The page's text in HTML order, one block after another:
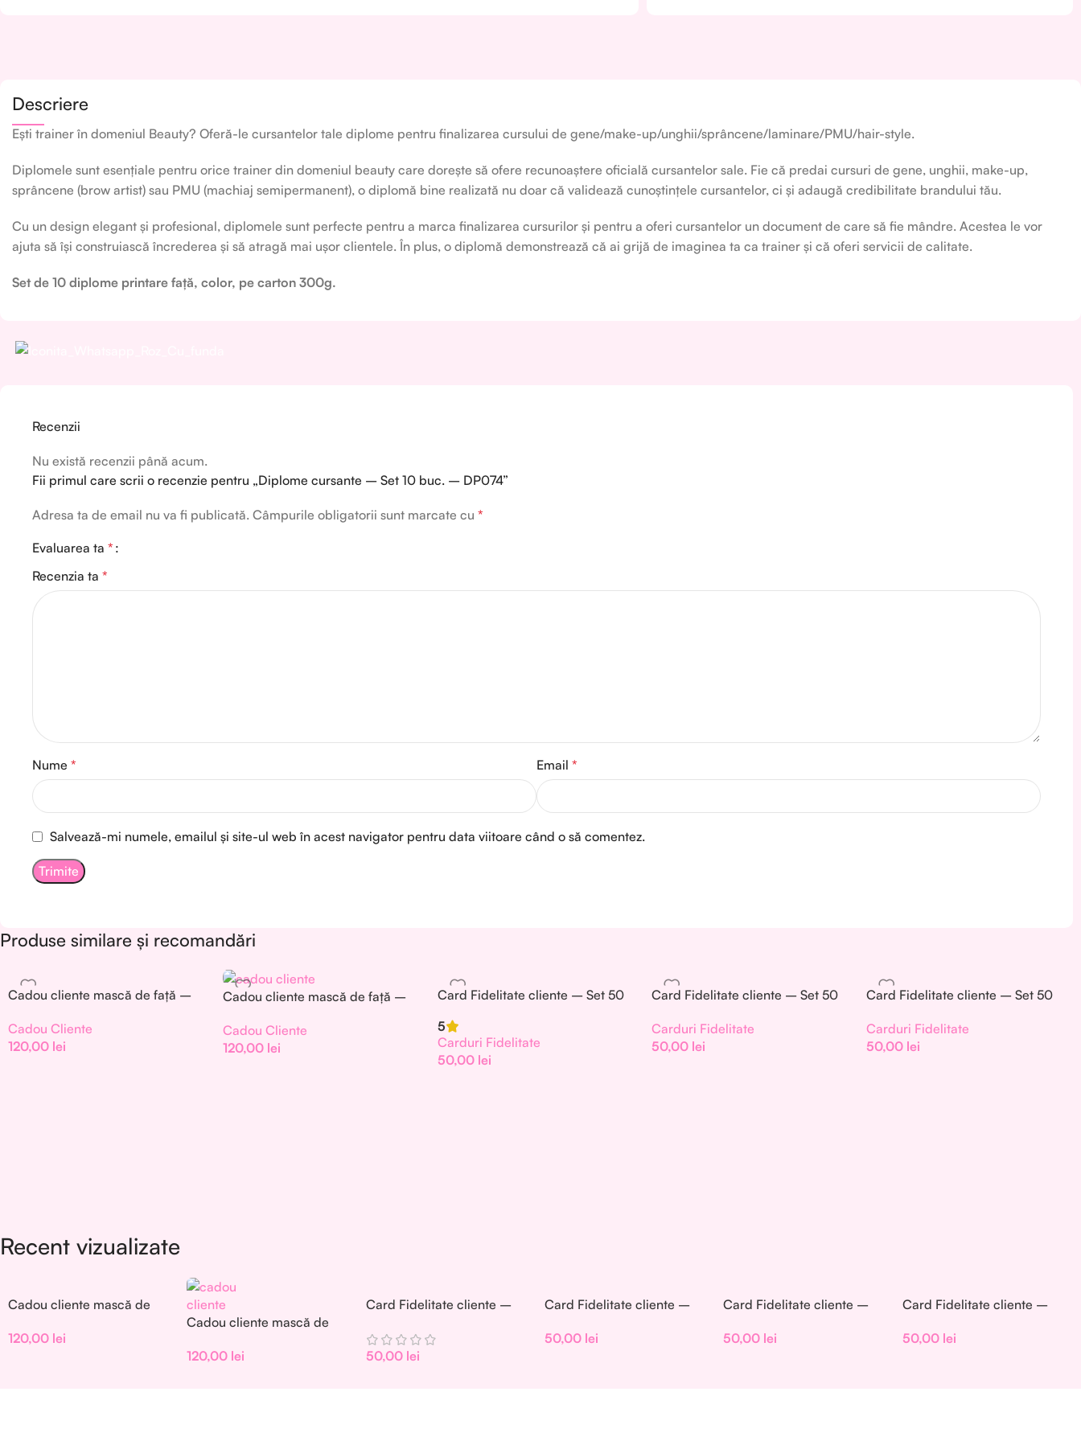
Descriere
Ești trainer în domeniul Beauty? Oferă-le cursantelor tale diplome pentru finalizarea cursului de gene/make-up/unghii/sprâncene/laminare/PMU/hair-style.
Diplomele sunt esențiale pentru orice trainer din domeniul beauty care dorește să ofere recunoaștere oficială cursantelor sale. Fie că predai cursuri de gene, unghii, make-up,
sprâncene (brow artist) sau PMU (machiaj semipermanent), o diplomă bine realizată nu doar că validează cunoștințele cursantelor, ci și adaugă credibilitate brandului tău.
Cu un design elegant și profesional, diplomele sunt perfecte pentru a marca finalizarea cursurilor și pentru a oferi cursantelor un document de care să fie mândre. Acestea le vor
ajuta să își construiască încrederea și să atragă mai ușor clientele. În plus, o diplomă demonstrează că ai grijă de imaginea ta ca trainer și că oferi servicii de calitate.
Set de 10 diplome printare față, color, pe carton 300g.
Recenzii
Nu există recenzii până acum.
Fii primul care scrii o recenzie pentru „Diplome cursante – Set 10 buc. – DP074”
Adresa ta de email nu va fi publicată. Câmpurile obligatorii sunt marcate cu *
Evaluarea ta *
Recenzia ta *
Nume * Email *
Salvează-mi numele, emailul și site-ul web în acest navigator pentru data viitoare când o să comentez.
Produse similare și recomandări
Cadou cliente mască de față –
Cadou Cliente
120,00 lei
Cadou cliente mască de față –
Cadou Cliente
120,00 lei
Card Fidelitate cliente – Set 50
5
Carduri Fidelitate
50,00 lei
Card Fidelitate cliente – Set 50
Carduri Fidelitate
50,00 lei
Card Fidelitate cliente – Set 50
Carduri Fidelitate
50,00 lei
Recent vizualizate
Cadou cliente mască de
CC001
120,00 lei
Cadou cliente mască de
CC002
120,00 lei
Card Fidelitate cliente –
50,00 lei
Card Fidelitate cliente –
50,00 lei
Card Fidelitate cliente –
50,00 lei
Card Fidelitate cliente –
50,00 lei